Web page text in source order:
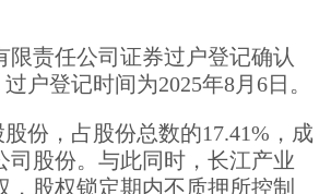
责任公司证券过户登记确认
户登记时间为2025年8月6日。
份，占股份总数的17.41%，成
股份。与此同时，长江产业
股权锁定期内不质押所控制